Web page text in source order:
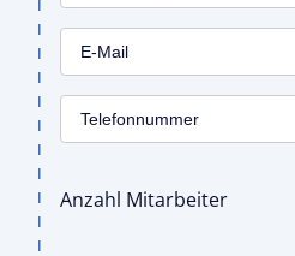
Anzahl Mitarbeiter